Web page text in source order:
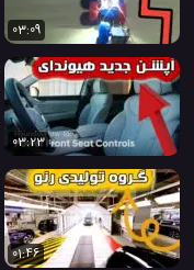
03:09
03:23
01:46